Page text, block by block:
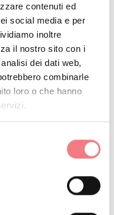
contenuti ed
social media e per
inoltre
il nostro sito con i
dei dati web,
combinarle
loro o che hanno
In pieno centro, è un
per far divertire i bambini e
di Belluno